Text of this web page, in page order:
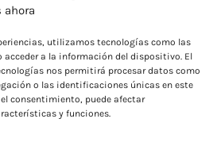
ahora
utilizamos tecnologías como las
acceder a la información del dispositivo. El
nos permitirá procesar datos como
o las identificaciones únicas en este
consentimiento, puede afectar
y funciones.